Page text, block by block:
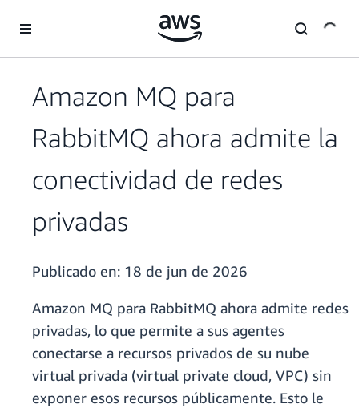
Amazon MQ para
RabbitMQ ahora admite la
conectividad de redes
privadas
Publicado en: 18 de jun de 2026
Amazon MQ para RabbitMQ ahora admite redes
privadas, lo que permite a sus agentes
conectarse a recursos privados de su nube
virtual privada (virtual private cloud, VPC) sin
exponer esos recursos públicamente. Esto le